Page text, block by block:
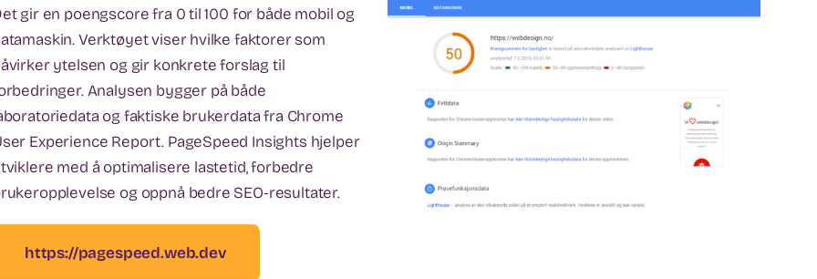
gir en poengscore fra 0 til 100 for både mobil og
Verktøyet viser hvilke faktorer som
ytelsen og gir konkrete forslag til
Analysen bygger på både
og faktiske brukerdata fra Chrome
Experience Report. PageSpeed Insights hjelper
med å optimalisere lastetid, forbedre
og oppnå bedre SEO-resultater.
https://pagespeed.web.dev